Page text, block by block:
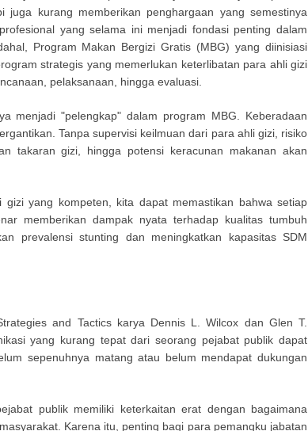
kurang memberikan penghargaan yang semestinya
yang selama ini menjadi fondasi penting dalam
Program Makan Bergizi Gratis (MBG) yang diinisiasi
strategis yang memerlukan keterlibatan para ahli gizi
pelaksanaan, hingga evaluasi.
menjadi "pelengkap" dalam program MBG. Keberadaan
Tanpa supervisi keilmuan dari para ahli gizi, risiko
takaran gizi, hingga potensi keracunan makanan akan
yang kompeten, kita dapat memastikan bahwa setiap
memberikan dampak nyata terhadap kualitas tumbuh
prevalensi stunting dan meningkatkan kapasitas SDM
and Tactics karya Dennis L. Wilcox dan Glen T.
yang kurang tepat dari seorang pejabat publik dapat
sepenuhnya matang atau belum mendapat dukungan
publik memiliki keterkaitan erat dengan bagaimana
Karena itu, penting bagi para pemangku jabatan